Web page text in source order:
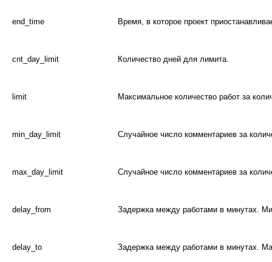
end_time Время, в которое проект
cnt_day_limit Количество дней для лимита.
limit Максимальное количество работ за
min_day_limit Случайное число комментариев за
max_day_limit Случайное число комментариев за
delay_from Задержка между работами в минутах.
delay_to Задержка между работами в минутах.